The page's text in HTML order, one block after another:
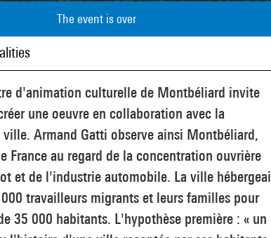
The event is over
d'animation culturelle de Montbéliard invite
une oeuvre en collaboration avec la
Armand Gatti observe ainsi Montbéliard,
France au regard de la concentration ouvrière
et de l'industrie automobile. La ville
travailleurs migrants et leurs familles pour
35 000 habitants. L'hypothèse première : « un